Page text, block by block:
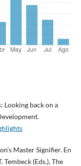
Looking back on a
Master Signifier. En
Tembeck (Eds.), The